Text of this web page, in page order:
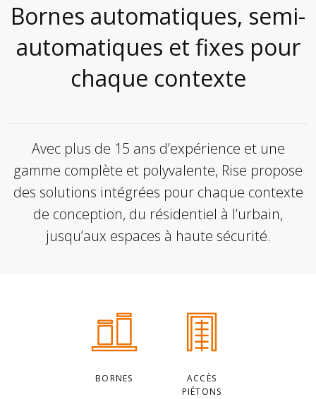
Bornes automatiques, semi-
automatiques et fixes pour
chaque contexte
Avec plus de 15 ans d’expérience et une
gamme complète et polyvalente, Rise propose
des solutions intégrées pour chaque contexte
de conception, du résidentiel à l’urbain,
jusqu’aux espaces à haute sécurité.
BORNES
ACCÈS
PIÉTONS